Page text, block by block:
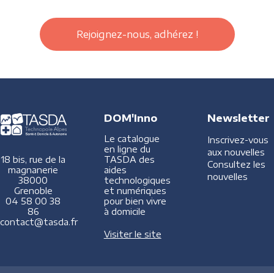
Rejoignez-nous, adhérez !
18 bis, rue de la
magnanerie
38000
Grenoble
04 58 00 38
86
contact@tasda.fr
DOM'Inno
Le catalogue
en ligne du
TASDA des
aides
technologiques
et numériques
pour bien vivre
à domicile
Visiter le site
Newsletter
Inscrivez-vous
aux nouvelles
Consultez les
nouvelles